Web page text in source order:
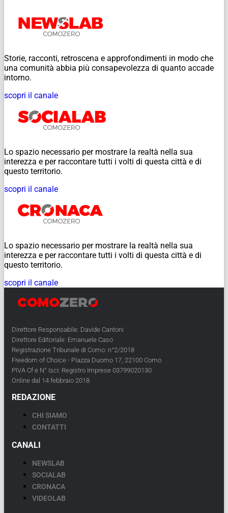
Storie, racconti, retroscena e approfondimenti in modo che
una comunità abbia più consapevolezza di quanto accade
intorno.
scopri il canale
Lo spazio necessario per mostrare la realtà nella sua
interezza e per raccontare tutti i volti di questa città e di
questo territorio.
scopri il canale
Lo spazio necessario per mostrare la realtà nella sua
interezza e per raccontare tutti i volti di questa città e di
questo territorio.
scopri il canale
Direttore Responsabile: Davide Cantoni
Direttore Editoriale: Emanuele Caso
Registrazione Tribunale di Como: n°2/2018
Freedom of Choice - Piazza Duomo 17, 22100 Como
PIVA Cf e N° Iscr. Registro Imprese 03799020130
Online dal 14 febbraio 2018
REDAZIONE
CHI SIAMO
CONTATTI
CANALI
NEWSLAB
SOCIALAB
CRONACA
VIDEOLAB